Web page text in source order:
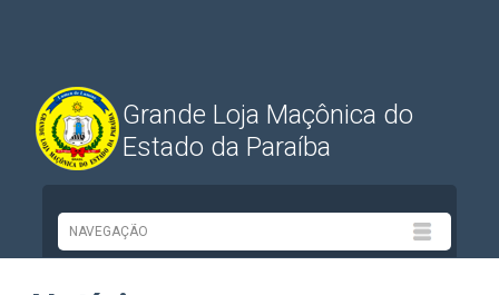
Grande Loja Maçônica do
Estado da Paraíba